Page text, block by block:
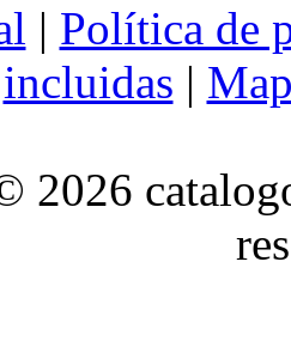
| Política de
incluidas |